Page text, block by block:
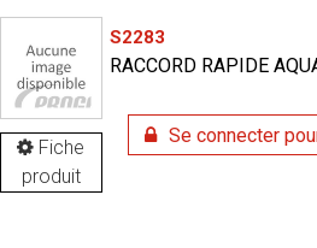
Fiche
produit
S2283
RACCORD RAPIDE
Se connecter